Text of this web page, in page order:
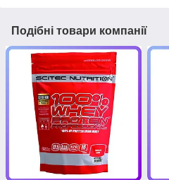
Подібні товари компанії